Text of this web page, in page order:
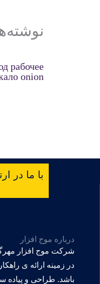
рабочее
onion
با ما در
درباره موج افزار
شرکت موج افزار
باشد. طراحی و پیاده